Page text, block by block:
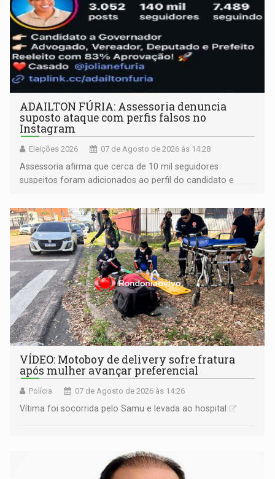
ADAILTON FÚRIA: Assessoria denuncia
suposto ataque com perfis falsos no
Instagram
Eleições 2026 07 de Agosto de 2026 às 14:28
Assessoria afirma que cerca de 10 mil seguidores
suspeitos foram adicionados ao perfil do candidato e
remover as contas
VÍDEO: Motoboy de delivery sofre fratura
após mulher avançar preferencial
Polícia 07 de Agosto de 2026 às 14:26
Vítima foi socorrida pelo Samu e levada ao hospital